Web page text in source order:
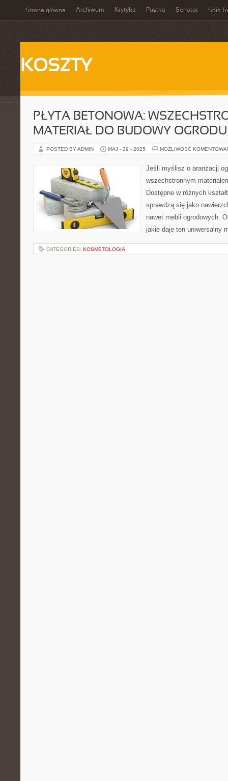
Strona główna Archiwum Krytyka Pustka Senator Spis
KOSZTY
PŁYTA BETONOWA:
MATERIAŁ DO BUDOWY OGRODU
POSTED BY ADMIN MAJ - 29 - 2025 MOŻLIWOŚĆ
Jeśli myślisz o aranżacji
wszechstronnym
Dostępne w różnych
sprawdzą się jako
nawet mebli ogrodowych.
jakie daje ten uniwersalny
CATEGORIES: KOSMETOLOGIA